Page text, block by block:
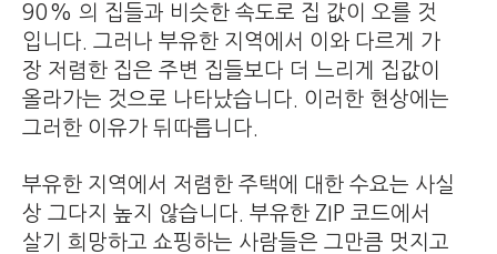
90% 의 집들과 비슷한 속도로 집 값이 오를 것
입니다. 그러나 부유한 지역에서 이와 다르게 가
장 저렴한 집은 주변 집들보다 더 느리게 집값이
올라가는 것으로 나타났습니다. 이러한 현상에는
그러한 이유가 뒤따릅니다.
부유한 지역에서 저렴한 주택에 대한 수요는 사실
상 그다지 높지 않습니다. 부유한 ZIP 코드에서
살기 희망하고 쇼핑하는 사람들은 그만큼 멋지고